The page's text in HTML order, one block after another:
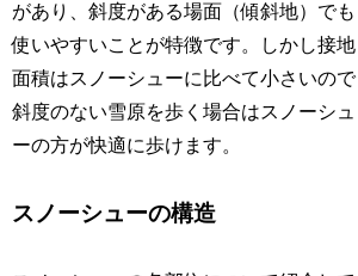
があり、斜度がある場面（傾斜地）でも
使いやすいことが特徴です。しかし接地
面積はスノーシューに比べて小さいので
斜度のない雪原を歩く場合はスノーシュ
ーの方が快適に歩けます。
スノーシューの構造